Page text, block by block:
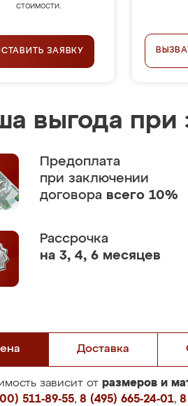
стоимости.
ЗАЯВКУ
выгода при
Предоплата
при заключении
договора всего 10%
Рассрочка
на 3, 4, 6 месяцев
Доставка
зависит от размеров и
511-89-55, 8 (495) 665-24-01, 8